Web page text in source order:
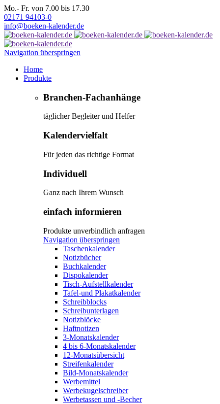
Mo.- Fr. von 7.00 bis 17.30
02171 94103-0
info@boeken-kalender.de
Navigation überspringen
Home
Produkte
Branchen-Fachanhänge
täglicher Begleiter und Helfer
Kalendervielfalt
Für jeden das richtige Format
Individuell
Ganz nach Ihrem Wunsch
einfach informieren
Produkte unverbindlich anfragen
Navigation überspringen
Taschenkalender
Notizbücher
Buchkalender
Dispokalender
Tisch-Aufstellkalender
Tafel-und Plakatkalender
Schreibblocks
Schreibunterlagen
Notizblöcke
Haftnotizen
3-Monatskalender
4 bis 6-Monatskalender
12-Monatsübersicht
Streifenkalender
Bild-Monatskalender
Werbemittel
Werbekugelschreiber
Werbetassen und -Becher